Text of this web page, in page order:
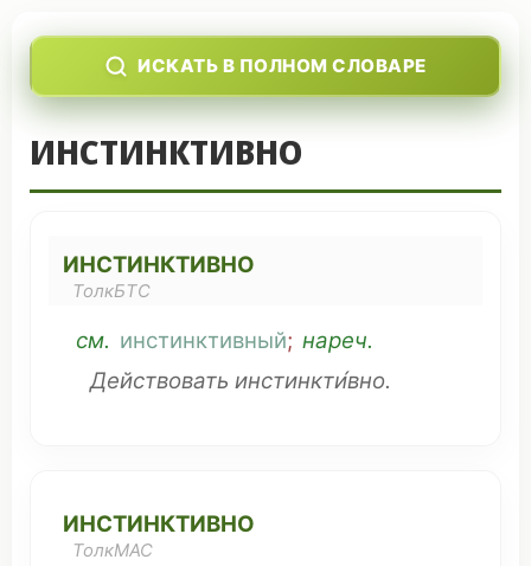
ИСКАТЬ В ПОЛНОМ СЛОВАРЕ
ИНСТИНКТИВНО
ИНСТИНКТИВНО
ТолкБТС
см. инстинктивный; нареч.
Действовать инстинкти́вно.
ИНСТИНКТИВНО
ТолкМАС